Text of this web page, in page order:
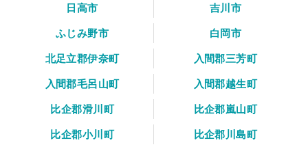
日高市
吉川市
ふじみ野市
白岡市
北足立郡伊奈町
入間郡三芳町
入間郡毛呂山町
入間郡越生町
比企郡滑川町
比企郡嵐山町
比企郡小川町
比企郡川島町